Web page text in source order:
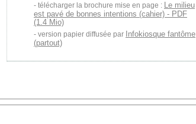
télécharger la brochure mise en page : Le milieu
est pavé de bonnes intentions (cahier) - PDF
(1.4 Mio)
version papier diffusée par Infokiosque fantôme
(partout)